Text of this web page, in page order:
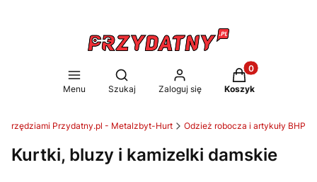
Menu
Otwórz wyszukiwarkę
Szukaj Zaloguj się
Produkty w
Koszyk
Przydatny.pl - Metalzbyt-Hurt Odzież robocza i artykuły BHP
Kurtki, bluzy i kamizelki damskie